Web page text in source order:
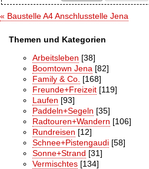
« Baustelle A4 Anschlusstelle Jena
Themen und Kategorien
Arbeitsleben [38]
Boomtown Jena [82]
Family & Co. [168]
Freunde+Freizeit [119]
Laufen [93]
Paddeln+Segeln [35]
Radtouren+Wandern [106]
Rundreisen [12]
Schnee+Pistengaudi [58]
Sonne+Strand [31]
Vermischtes [134]